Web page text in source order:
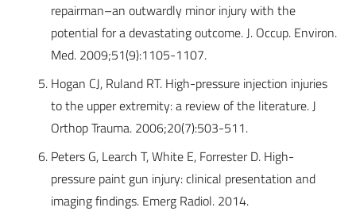
repairman–an outwardly minor injury with the
potential for a devastating outcome. J. Occup. Environ.
Med. 2009;51(9):1105-1107.
Hogan CJ, Ruland RT. High-pressure injection injuries
to the upper extremity: a review of the literature. J
Orthop Trauma. 2006;20(7):503-511.
Peters G, Learch T, White E, Forrester D. High-
pressure paint gun injury: clinical presentation and
imaging findings. Emerg Radiol. 2014.